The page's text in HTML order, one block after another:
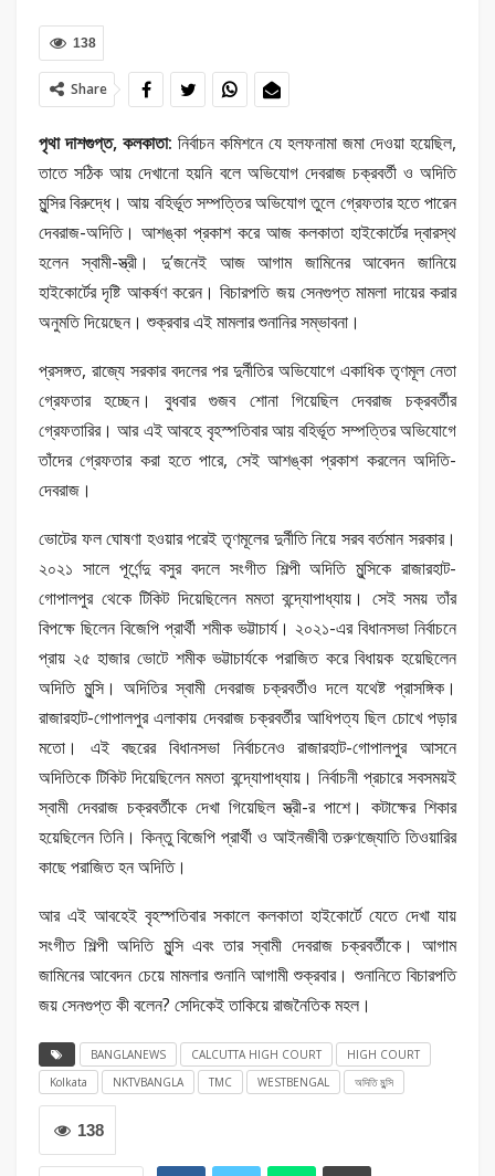
138
Share
পৃথা দাশগুপ্ত, কলকাতা: নির্বাচন কমিশনে যে হলফনামা জমা দেওয়া হয়েছিল,
তাতে সঠিক আয় দেখানো হয়নি বলে অভিযোগ দেবরাজ চক্রবর্তী ও অদিতি
মুন্সির বিরুদ্ধে। আয় বহির্ভূত সম্পত্তির অভিযোগ তুলে গ্রেফতার হতে পারেন
দেবরাজ-অদিতি। আশঙ্কা প্রকাশ করে আজ কলকাতা হাইকোর্টের দ্বারস্থ
হলেন স্বামী-স্ত্রী। দু’জনেই আজ আগাম জামিনের আবেদন জানিয়ে
হাইকোর্টের দৃষ্টি আকর্ষণ করেন। বিচারপতি জয় সেনগুপ্ত মামলা দায়ের করার
অনুমতি দিয়েছেন। শুক্রবার এই মামলার শুনানির সম্ভাবনা।
প্রসঙ্গত, রাজ্যে সরকার বদলের পর দুর্নীতির অভিযোগে একাধিক তৃণমূল নেতা
গ্রেফতার হচ্ছেন। বুধবার গুজব শোনা গিয়েছিল দেবরাজ চক্রবর্তীর
গ্রেফতারির। আর এই আবহে বৃহস্পতিবার আয় বহির্ভূত সম্পত্তির অভিযোগে
তাঁদের গ্রেফতার করা হতে পারে, সেই আশঙ্কা প্রকাশ করলেন অদিতি-
দেবরাজ।
ভোটের ফল ঘোষণা হওয়ার পরেই তৃণমূলের দুর্নীতি নিয়ে সরব বর্তমান সরকার।
২০২১ সালে পূর্ণেন্দু বসুর বদলে সংগীত শিল্পী অদিতি মুন্সিকে রাজারহাট-
গোপালপুর থেকে টিকিট দিয়েছিলেন মমতা বন্দ্যোপাধ্যায়। সেই সময় তাঁর
বিপক্ষে ছিলেন বিজেপি প্রার্থী শমীক ভট্টাচার্য। ২০২১-এর বিধানসভা নির্বাচনে
প্রায় ২৫ হাজার ভোটে শমীক ভট্টাচার্যকে পরাজিত করে বিধায়ক হয়েছিলেন
অদিতি মুন্সি। অদিতির স্বামী দেবরাজ চক্রবর্তীও দলে যথেষ্ট প্রাসঙ্গিক।
রাজারহাট-গোপালপুর এলাকায় দেবরাজ চক্রবর্তীর আধিপত্য ছিল চোখে পড়ার
মতো। এই বছরের বিধানসভা নির্বাচনেও রাজারহাট-গোপালপুর আসনে
অদিতিকে টিকিট দিয়েছিলেন মমতা বন্দ্যোপাধ্যায়। নির্বাচনী প্রচারে সবসময়ই
স্বামী দেবরাজ চক্রবর্তীকে দেখা গিয়েছিল স্ত্রী-র পাশে। কটাক্ষের শিকার
হয়েছিলেন তিনি। কিন্তু বিজেপি প্রার্থী ও আইনজীবী তরুণজ্যোতি তিওয়ারির
কাছে পরাজিত হন অদিতি।
আর এই আবহেই বৃহস্পতিবার সকালে কলকাতা হাইকোর্টে যেতে দেখা যায়
সংগীত শিল্পী অদিতি মুন্সি এবং তার স্বামী দেবরাজ চক্রবর্তীকে। আগাম
জামিনের আবেদন চেয়ে মামলার শুনানি আগামী শুক্রবার। শুনানিতে বিচারপতি
জয় সেনগুপ্ত কী বলেন? সেদিকেই তাকিয়ে রাজনৈতিক মহল।
BANGLANEWS CALCUTTA HIGH COURT
HIGH COURT
Kolkata
NKTVBANGLA TMC WESTBENGAL অদিতি মুন্সি
138